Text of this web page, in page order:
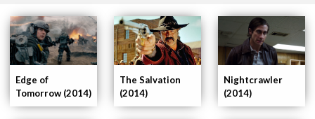
Nightcrawler
(2014)
The Salvation
(2014)
Edge of
Tomorrow (2014)